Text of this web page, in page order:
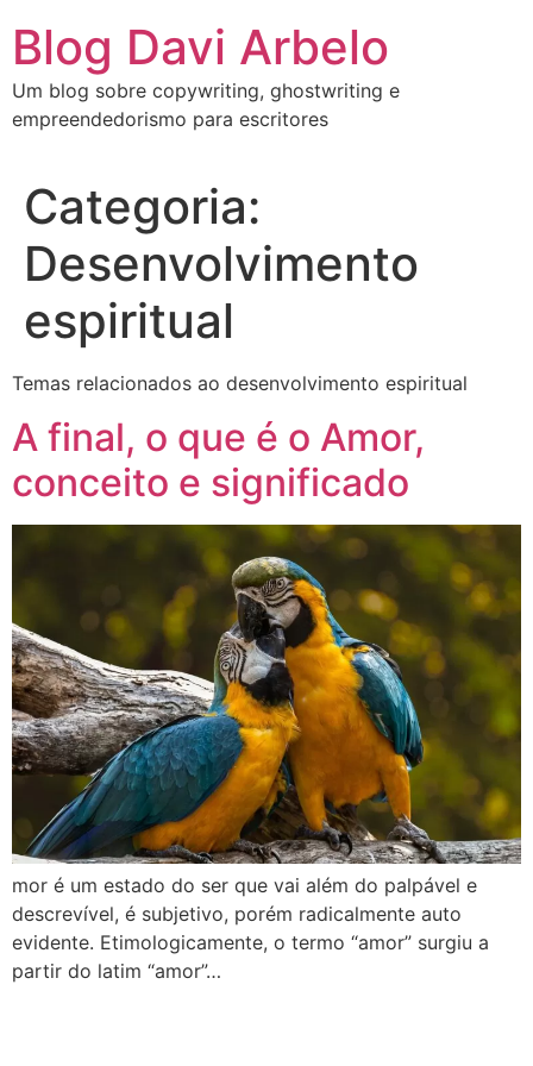
Blog Davi Arbelo
Um blog sobre copywriting, ghostwriting e
empreendedorismo para escritores
Categoria:
Desenvolvimento
espiritual
Temas relacionados ao desenvolvimento espiritual
A final, o que é o Amor,
conceito e significado
mor é um estado do ser que vai além do palpável e
descrevível, é subjetivo, porém radicalmente auto
evidente. Etimologicamente, o termo “amor” surgiu a
partir do latim “amor”…